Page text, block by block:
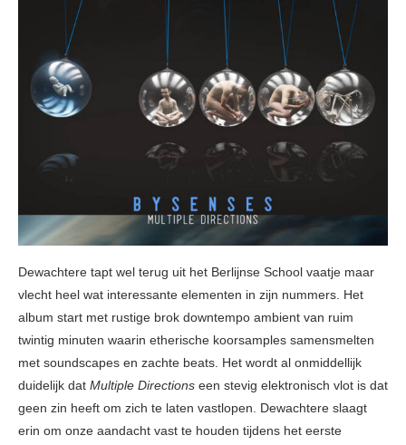
Dewachtere tapt wel terug uit het Berlijnse School vaatje maar
vlecht heel wat interessante elementen in zijn nummers. Het
album start met rustige brok downtempo ambient van ruim
twintig minuten waarin etherische koorsamples samensmelten
met soundscapes en zachte beats. Het wordt al onmiddellijk
duidelijk dat Multiple Directions een stevig elektronisch vlot is dat
geen zin heeft om zich te laten vastlopen. Dewachtere slaagt
erin om onze aandacht vast te houden tijdens het eerste